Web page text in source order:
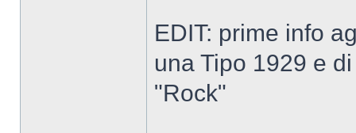
EDIT: prime info
una Tipo 1929 e
"Rock"